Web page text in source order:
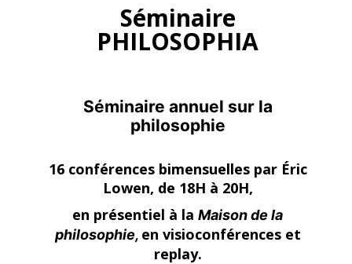
Séminaire
PHILOSOPHIA
Séminaire annuel sur la
philosophie
16 conférences bimensuelles par Éric
Lowen, de 18H à 20H,
en présentiel à laMaison de la
philosophie, en visioconférences et
replay.